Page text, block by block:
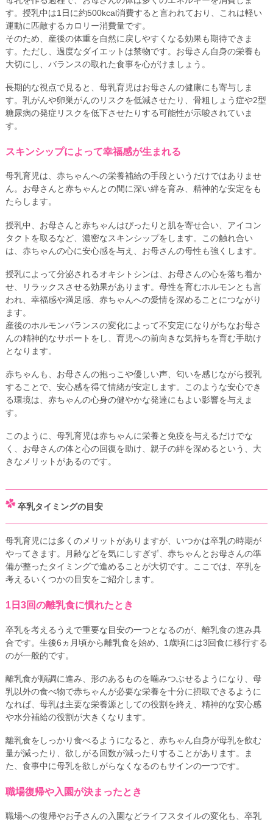
す。授乳中は1日に約500kcal消費すると言われており、これは軽い
運動に匹敵するカロリー消費量です。
そのため、産後の体重を自然に戻しやすくなる効果も期待できま
す。ただし、過度なダイエットは禁物です。お母さん自身の栄養も
大切にし、バランスの取れた食事を心がけましょう。
長期的な視点で見ると、母乳育児はお母さんの健康にも寄与しま
す。乳がんや卵巣がんのリスクを低減させたり、骨粗しょう症や2型
糖尿病の発症リスクを低下させたりする可能性が示唆されていま
す。
スキンシップによって幸福感が生まれる
母乳育児は、赤ちゃんへの栄養補給の手段というだけではありませ
ん。お母さんと赤ちゃんとの間に深い絆を育み、精神的な安定をも
たらします。
授乳中、お母さんと赤ちゃんはぴったりと肌を寄せ合い、アイコン
タクトを取るなど、濃密なスキンシップをします。この触れ合い
は、赤ちゃんの心に安心感を与え、お母さんの母性も強くします。
授乳によって分泌されるオキシトシンは、お母さんの心を落ち着か
せ、リラックスさせる効果があります。母性を育むホルモンとも言
われ、幸福感や満足感、赤ちゃんへの愛情を深めることにつながり
ます。
産後のホルモンバランスの変化によって不安定になりがちなお母さ
んの精神的なサポートをし、育児への前向きな気持ちを育む手助け
となります。
赤ちゃんも、お母さんの抱っこや優しい声、匂いを感じながら授乳
することで、安心感を得て情緒が安定します。このような安心でき
る環境は、赤ちゃんの心身の健やかな発達にもよい影響を与えま
す。
このように、母乳育児は赤ちゃんに栄養と免疫を与えるだけでな
く、お母さんの体と心の回復を助け、親子の絆を深めるという、大
きなメリットがあるのです。
卒乳タイミングの目安
母乳育児には多くのメリットがありますが、いつかは卒乳の時期が
やってきます。月齢などを気にしすぎず、赤ちゃんとお母さんの準
備が整ったタイミングで進めることが大切です。ここでは、卒乳を
考えるいくつかの目安をご紹介します。
1日3回の離乳食に慣れたとき
卒乳を考えるうえで重要な目安の一つとなるのが、離乳食の進み具
合です。生後6ヵ月頃から離乳食を始め、1歳頃には3回食に移行する
のが一般的です。
離乳食が順調に進み、形のあるものを噛みつぶせるようになり、母
乳以外の食べ物で赤ちゃんが必要な栄養を十分に摂取できるように
なれば、母乳は主要な栄養源としての役割を終え、精神的な安心感
や水分補給の役割が大きくなります。
離乳食をしっかり食べるようになると、赤ちゃん自身が母乳を飲む
量が減ったり、欲しがる回数が減ったりすることがあります。ま
た、食事中に母乳を欲しがらなくなるのもサインの一つです。
職場復帰や入園が決まったとき
職場への復帰やお子さんの入園などライフスタイルの変化も、卒乳